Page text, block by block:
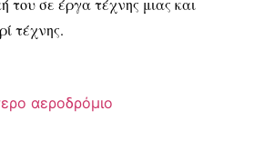
του σε έργα τέχνης μιας και
τέχνης.
αεροδρόμιο